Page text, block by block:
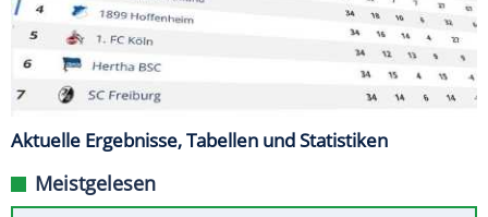
Aktuelle Ergebnisse, Tabellen und Statistiken
Meistgelesen